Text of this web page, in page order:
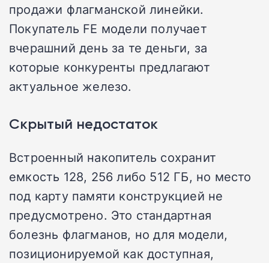
продажи флагманской линейки.
Покупатель FE модели получает
вчерашний день за те деньги, за
которые конкуренты предлагают
актуальное железо.
Скрытый недостаток
Встроенный накопитель сохранит
емкость 128, 256 либо 512 ГБ, но место
под карту памяти конструкцией не
предусмотрено. Это стандартная
болезнь флагманов, но для модели,
позиционируемой как доступная,